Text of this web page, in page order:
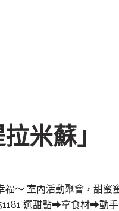
米蘇」
福～ 室內活動聚會，甜蜜
選甜點➡拿食材➡動